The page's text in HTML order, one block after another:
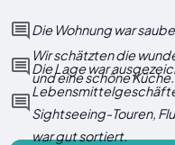
Die Wohnung war
Wir schätzten die
und eine schöne Küche.
Die Lage war
Sightseeing-Touren,
war gut sortiert.